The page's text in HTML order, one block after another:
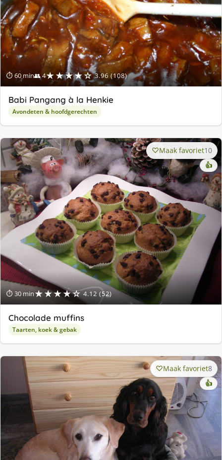
⏱ 60 min👥 4★★★★☆ 3.96 (108)
Babi Pangang à la Henkie
Avondeten & hoofdgerechten
⏱ 30 min★★★★☆ 4.12 (52)
Maak favoriet10
👍
Chocolade muffins
Taarten, koek & gebak
Maak favoriet8
👍